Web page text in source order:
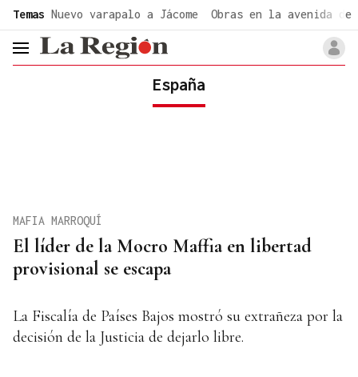
Temas Nuevo varapalo a Jácome Obras en la avenida de
header.menu.open
España
El líder de la Mocro Maffia en libertad
provisional se escapa
MAFIA MARROQUÍ
La Fiscalía de Países Bajos mostró su extrañeza por la
decisión de la Justicia de dejarlo libre.